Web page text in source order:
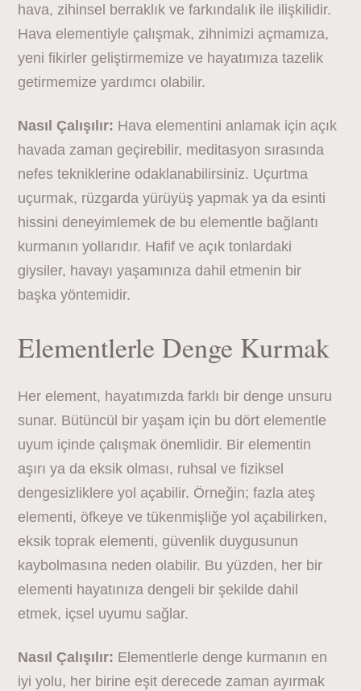
hava, zihinsel berraklık ve farkındalık ile ilişkilidir.
Hava elementiyle çalışmak, zihnimizi açmamıza,
yeni fikirler geliştirmemize ve hayatımıza tazelik
getirmemize yardımcı olabilir.
Nasıl Çalışılır: Hava elementini anlamak için açık
havada zaman geçirebilir, meditasyon sırasında
nefes tekniklerine odaklanabilirsiniz. Uçurtma
uçurmak, rüzgarda yürüyüş yapmak ya da esinti
hissini deneyimlemek de bu elementle bağlantı
kurmanın yollarıdır. Hafif ve açık tonlardaki
giysiler, havayı yaşamınıza dahil etmenin bir
başka yöntemidir.
Elementlerle Denge Kurmak
Her element, hayatımızda farklı bir denge unsuru
sunar. Bütüncül bir yaşam için bu dört elementle
uyum içinde çalışmak önemlidir. Bir elementin
aşırı ya da eksik olması, ruhsal ve fiziksel
dengesizliklere yol açabilir. Örneğin; fazla ateş
elementi, öfkeye ve tükenmişliğe yol açabilirken,
eksik toprak elementi, güvenlik duygusunun
kaybolmasına neden olabilir. Bu yüzden, her bir
elementi hayatınıza dengeli bir şekilde dahil
etmek, içsel uyumu sağlar.
Nasıl Çalışılır: Elementlerle denge kurmanın en
iyi yolu, her birine eşit derecede zaman ayırmak